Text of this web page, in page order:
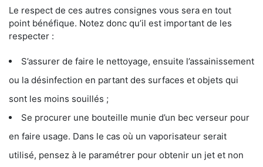
Le respect de ces autres consignes vous sera en tout
point bénéfique. Notez donc qu’il est important de les
respecter :
S’assurer de faire le nettoyage, ensuite l’assainissement
ou la désinfection en partant des surfaces et objets qui
sont les moins souillés ;
Se procurer une bouteille munie d’un bec verseur pour
en faire usage. Dans le cas où un vaporisateur serait
utilisé, pensez à le paramétrer pour obtenir un jet et non